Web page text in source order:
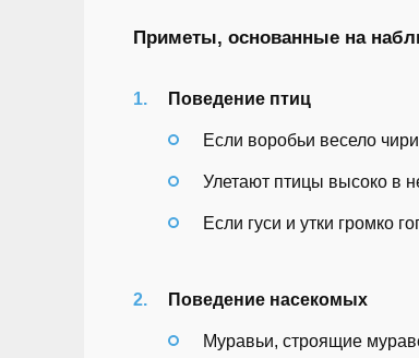
Приметы, основанные на
Поведение птиц
Если воробьи весело
Улетают птицы высоко в
Если гуси и утки громко
Поведение насекомых
Муравьи, строящие